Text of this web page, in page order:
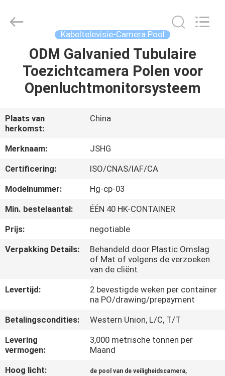
HUIS
PRODUCTEN
VIDEOS
VR-
SHOW
ONS
FABRIEKSREIS
CONTACTEER
co.,ltd.
Kabeltelevisie-Camera Pool
ODM Galvanied Tubulaire
Toezichtcamera Polen voor
Openluchtmonitorsysteem
Plaats van
herkomst:
China
Merknaam:
JSHG
Certificering:
ISO/CNAS/IAF/CA
Modelnummer:
Hg-cp-03
Min. bestelaantal:
ÉÉN 40 HK-CONTAINER
Prijs:
negotiable
Verpakking Details:
Behandeld door Plastic Omslag
of Mat of volgens de verzoeken
van de cliënt.
Levertijd:
2 bevestigde weken per container
na PO/drawing/prepayment
Betalingscondities:
Western Union, L/C, T/T
Levering
vermogen:
3,000 metrische tonnen per
Maand
Hoog licht:
de pool van de veiligheidscamera,